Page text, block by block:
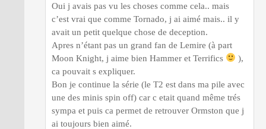
Oui j avais pas vu les choses comme cela.. mais
c’est vrai que comme Tornado, j ai aimé mais.. il y
avait un petit quelque chose de deception.
Apres n’étant pas un grand fan de Lemire (à part
Moon Knight, j aime bien Hammer et Terrifics
),
ca pouvait s expliquer.
Bon je continue la série (le T2 est dans ma pile avec
une des minis spin off) car c etait quand même trés
sympa et puis ca permet de retrouver Ormston que j
ai toujours bien aimé.